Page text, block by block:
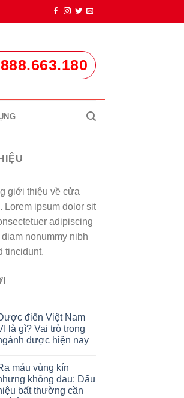
giới thiệu về cửa
Lorem ipsum dolor sit
adipiscing
nonummy nibh
tincidunt.
điển Việt Nam
là gì? Vai trò trong
dược hiện nay
máu vùng kín
không đau: Dấu
bất thường cần